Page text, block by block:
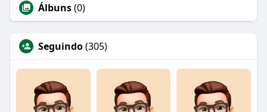
Álbuns(0)
Seguindo(305)